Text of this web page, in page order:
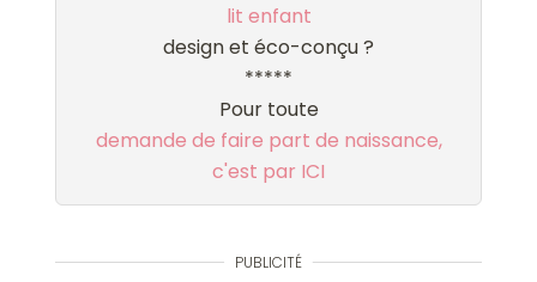
lit enfant
design et éco-conçu ?
*****
Pour toute
demande de faire part de naissance,
c'est par ICI
PUBLICITÉ